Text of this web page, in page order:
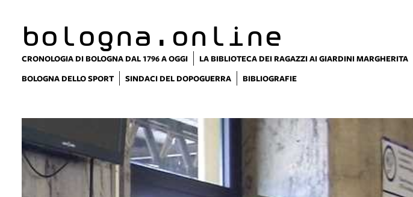
bologna.online
CRONOLOGIA DI BOLOGNA DAL 1796 A OGGI LA BIBLIOTECA DEI RAGAZZI AI GIARDINI MARGHERITA
BOLOGNA DELLO SPORT
SINDACI DEL DOPOGUERRA BIBLIOGRAFIE